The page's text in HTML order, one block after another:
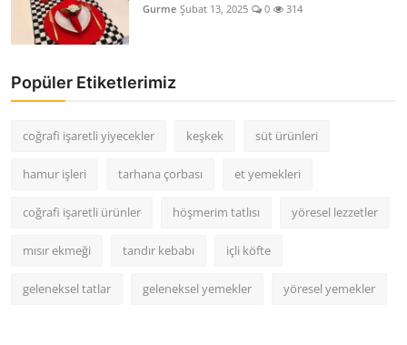
Gurme Şubat 13, 2025 0 314
Popüler Etiketlerimiz
coğrafi işaretli yiyecekler keşkek süt ürünleri
hamur işleri tarhana çorbası et yemekleri
coğrafi işaretli ürünler höşmerim tatlısı yöresel lezzetler
mısır ekmeği tandır kebabı içli köfte
geleneksel tatlar geleneksel yemekler yöresel yemekler